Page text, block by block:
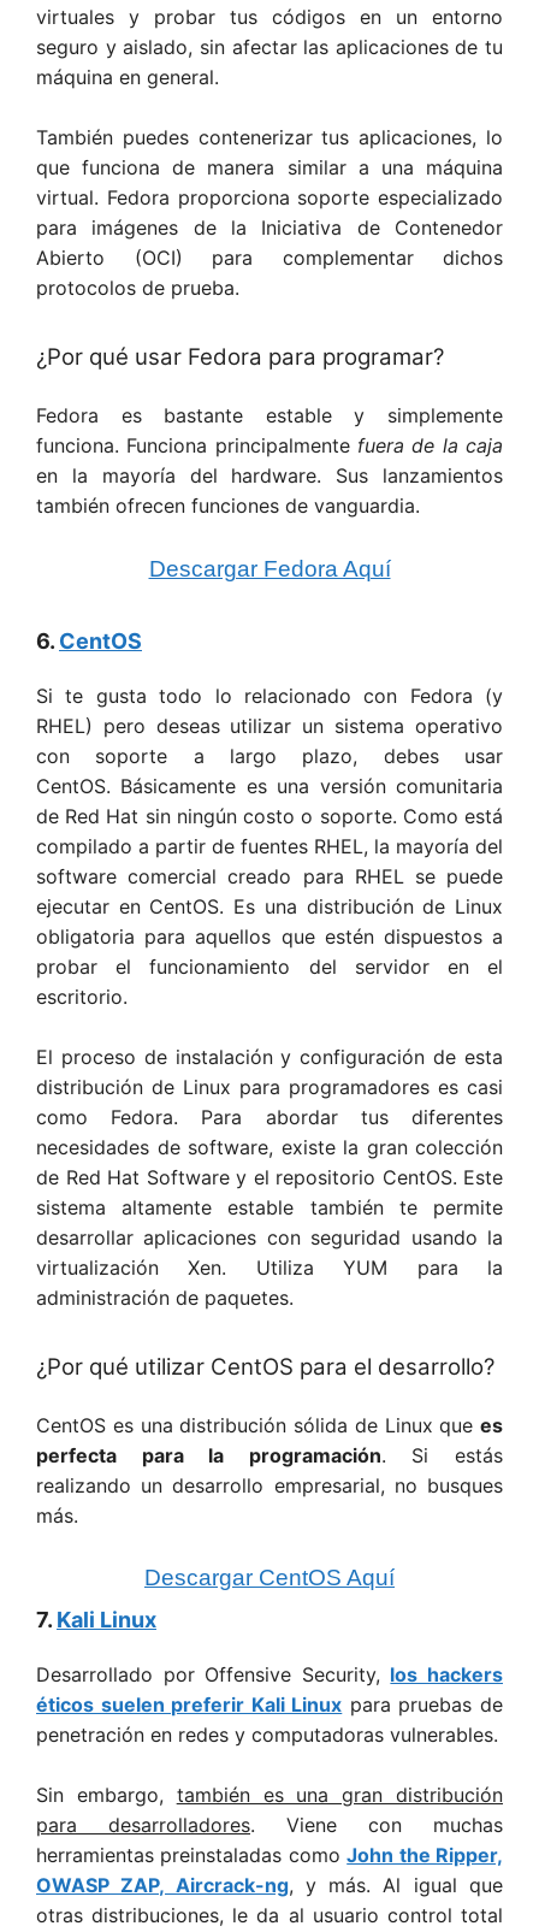
virtuales y probar tus códigos en un entorno
seguro y aislado, sin afectar las aplicaciones de tu
máquina en general.
También puedes contenerizar tus aplicaciones, lo
que funciona de manera similar a una máquina
virtual. Fedora proporciona soporte especializado
para imágenes de la Iniciativa de Contenedor
Abierto (OCI) para complementar dichos
protocolos de prueba.
¿Por qué usar Fedora para programar?
Fedora es bastante estable y simplemente
funciona. Funciona principalmente fuera de la caja
en la mayoría del hardware. Sus lanzamientos
también ofrecen funciones de vanguardia.
Descargar Fedora Aquí
6. CentOS
Si te gusta todo lo relacionado con Fedora (y
RHEL) pero deseas utilizar un sistema operativo
con soporte a largo plazo, debes usar
CentOS. Básicamente es una versión comunitaria
de Red Hat sin ningún costo o soporte. Como está
compilado a partir de fuentes RHEL, la mayoría del
software comercial creado para RHEL se puede
ejecutar en CentOS. Es una distribución de Linux
obligatoria para aquellos que estén dispuestos a
probar el funcionamiento del servidor en el
escritorio.
El proceso de instalación y configuración de esta
distribución de Linux para programadores es casi
como Fedora. Para abordar tus diferentes
necesidades de software, existe la gran colección
de Red Hat Software y el repositorio CentOS. Este
sistema altamente estable también te permite
desarrollar aplicaciones con seguridad usando la
virtualización Xen. Utiliza YUM para la
administración de paquetes.
¿Por qué utilizar CentOS para el desarrollo?
CentOS es una distribución sólida de Linux que es
perfecta para la programación. Si estás
realizando un desarrollo empresarial, no busques
más.
Descargar CentOS Aquí
7. Kali Linux
Desarrollado por Offensive Security, los hackers
éticos suelen preferir Kali Linux para pruebas de
penetración en redes y computadoras vulnerables.
Sin embargo, también es una gran distribución
para desarrolladores. Viene con muchas
herramientas preinstaladas comoJohn the Ripper,
OWASP ZAP, Aircrack-ng, y más. Al igual que
otras distribuciones, le da al usuario control total